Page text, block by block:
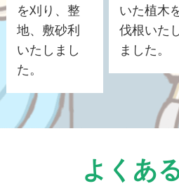
を刈り、整
地、敷砂利
いたしまし
た。
いた植木
伐根いた
ました。
よくあ